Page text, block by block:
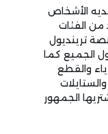
الأشخاص
الفئات
ترينديول
الجميع كما
والقطع
الجمهور